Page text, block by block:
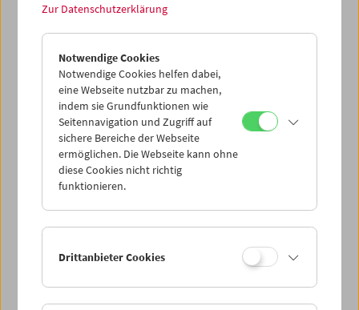
Mo 9.2.
Di 10.2.
Mi 11.2.
Do 12.2.
Sa 14.2.
Zur Datenschutzerklärung
Notwendige Cookies
Notwendige Cookies helfen dabei,
eine Webseite nutzbar zu machen,
indem sie Grundfunktionen wie
Seitennavigation und Zugriff auf
sichere Bereiche der Webseite
ermöglichen. Die Webseite kann ohne
diese Cookies nicht richtig
funktionieren.
Drittanbieter Cookies